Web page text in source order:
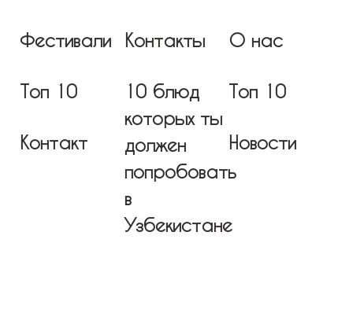
Фестивали
Топ 10
Контакт
Контакты
10 блюд
которых ты
должен
попробовать
в
Узбекистане
О нас
Топ 10
Новости